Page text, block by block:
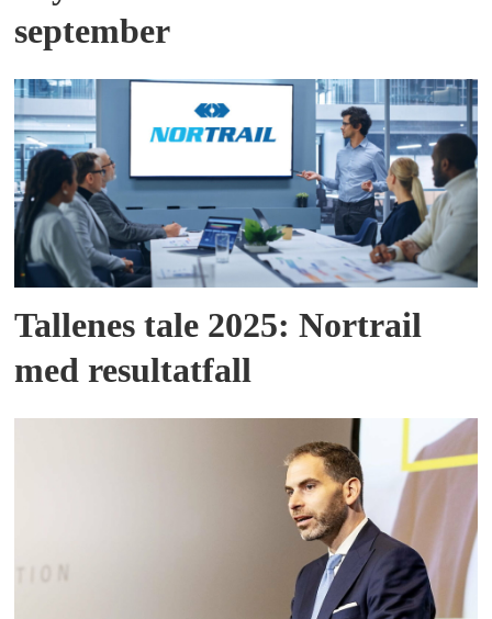
september
Tallenes tale 2025: Nortrail
med resultatfall